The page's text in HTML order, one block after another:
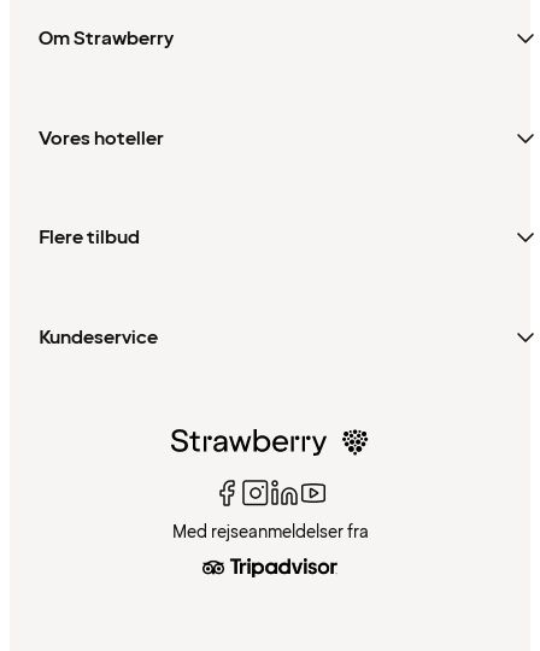
Om Strawberry
Vores hoteller
Flere tilbud
Kundeservice
Med rejseanmeldelser fra